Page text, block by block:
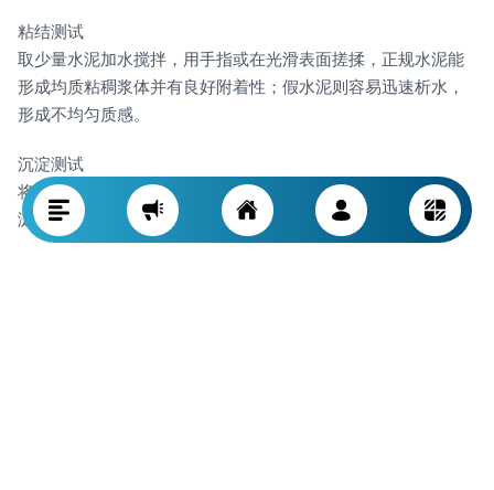
粘结测试
取少量水泥加水搅拌，用手指或在光滑表面搓揉，正规水泥能
形成均质粘稠浆体并有良好附着性；假水泥则容易迅速析水，
形成不均匀质感。
沉淀测试
将水泥倒入一杯清水中，优质水泥会漂浮一段时间后逐渐沉
淀，劣质或假冒水泥则迅速下沉，颗粒分散不均。